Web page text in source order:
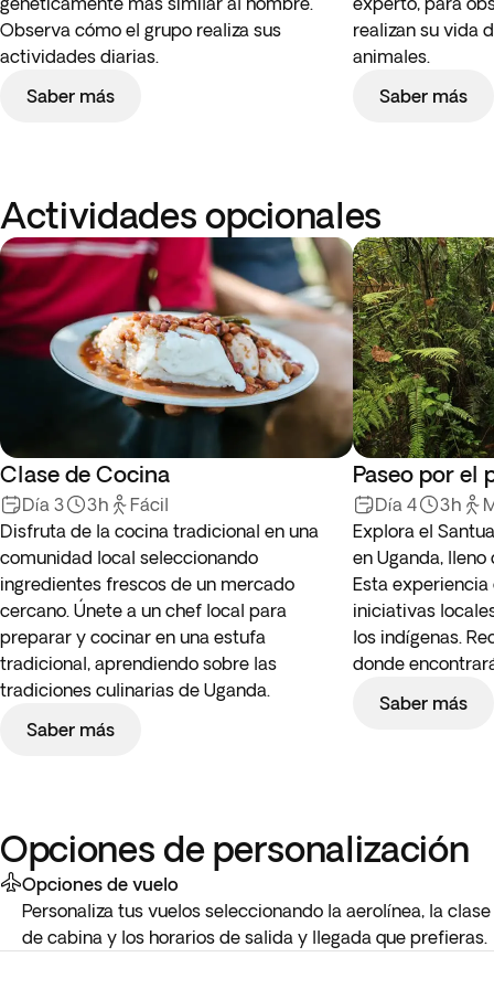
Observa cómo el grupo realiza sus
actividades diarias.
Saber más
realizan su vida
animales.
Saber más
Actividades opcionales
Clase de Cocina
Día 3 3h
Fácil
Disfruta de la cocina tradicional en una
comunidad local seleccionando
ingredientes frescos de un mercado
cercano. Únete a un chef local para
preparar y cocinar en una estufa
tradicional, aprendiendo sobre las
tradiciones culinarias de Uganda.
Saber más
Paseo por el
Día 4 3h
Explora el
en Uganda,
Esta
iniciativas
los indígenas.
donde
Saber más
Opciones de personalización
Opciones de vuelo
Personaliza tus vuelos seleccionando la aerolínea, la clase
de cabina y los horarios de salida y llegada que prefieras.